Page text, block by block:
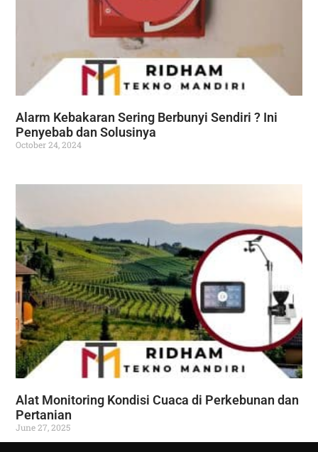
Alarm Kebakaran Sering Berbunyi Sendiri ? Ini
Penyebab dan Solusinya
October 24, 2024
Alat Monitoring Kondisi Cuaca di Perkebunan dan
Pertanian
June 27, 2025